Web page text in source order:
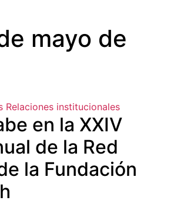
mayo de
Relaciones institucionales
en la XXIV
de la Red
la Fundación